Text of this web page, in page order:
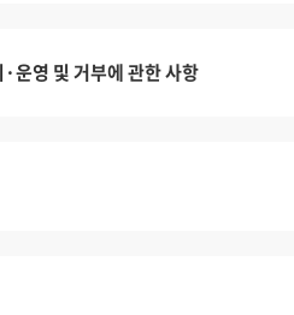
운영 및 거부에 관한 사항